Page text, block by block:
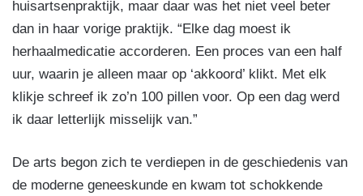
huisartsenpraktijk, maar daar was het niet veel beter
dan in haar vorige praktijk. “Elke dag moest ik
herhaalmedicatie accorderen. Een proces van een half
uur, waarin je alleen maar op ‘akkoord’ klikt. Met elk
klikje schreef ik zo’n 100 pillen voor. Op een dag werd
ik daar letterlijk misselijk van.”
De arts begon zich te verdiepen in de geschiedenis van
de moderne geneeskunde en kwam tot schokkende